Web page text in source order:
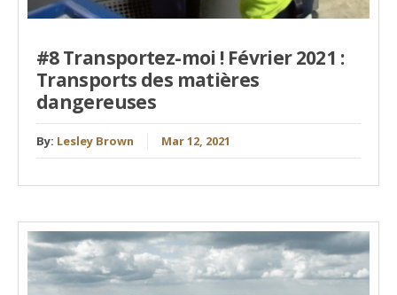
#8 Transportez-moi ! Février 2021 :
Transports des matières
dangereuses
By: Lesley Brown Mar 12, 2021